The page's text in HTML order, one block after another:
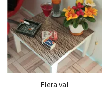
Flera val